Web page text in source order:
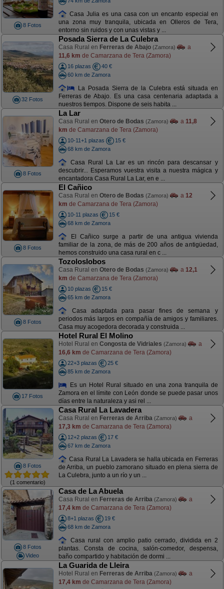
8 Fotos
Casa Julia es una casa con un encanto especial en
una zona muy tranquila, ubicada en Olleros de Tera,
entorno sin ruidos y con unas vistas y ...
32 Fotos
Posada Sierra de La Culebra
Casa Rural en Ferreras de Abajo (Zamora)
a
11,6 km de Camarzana de Tera (Zamora)
16 plazas
40 €
60 km de Zamora
La Posada Sierra de la Culebra está situada en
Ferreras de Abajo. Es una casa centenaria adaptada a
nuestros tiempos. Dispone de seis habita ...
8 Fotos
La Lar
Casa Rural en Otero de Bodas (Zamora) a 11,8
km de Camarzana de Tera (Zamora)
10-11+1 plazas
15 €
68 km de Zamora
Casa Rural La Lar es un rincón para descansar y
descubrir... Esperamos vuestra visita a nuestra mágica y
encantadora Casa Rural La Lar, en e ...
8 Fotos
El Cañico
Casa Rural en Otero de Bodas (Zamora) a 12
km de Camarzana de Tera (Zamora)
10-11 plazas
15 €
68 km de Zamora
El Cañico surge a partir de una antigua vivienda
familiar de la zona, de más de 200 años de antigüedad,
hemos construido una casa rural en c ...
8 Fotos
Tozoloslobos
Casa Rural en Otero de Bodas (Zamora) a 12,1
km de Camarzana de Tera (Zamora)
10 plazas
15 €
65 km de Zamora
Casa adaptada para pasar fines de semana y
periodos más largos en compañía de amigos y familiares.
Casa muy acogedora decorada y construida ...
17 Fotos
Hotel Rural El Molino
Hotel Rural en Congosta de Vidriales (Zamora)
a
16,6 km de Camarzana de Tera (Zamora)
22+3 plazas
25 €
85 km de Zamora
Es un Hotel Rural situado en una zona tranquila de
Zamora en el límite con León donde se puede pasar unos
días entre la naturaleza y asi rel ...
8 Fotos
(1 comentario)
Casa Rural La Lavadera
Casa Rural en Ferreras de Arriba (Zamora)
a
17,3 km de Camarzana de Tera (Zamora)
12+2 plazas
17 €
67 km de Zamora
Casa Rural La Lavadera se halla ubicada en Ferreras
de Arriba, un pueblo zamorano situado en plena sierra de
La Culebra, junto a un río y un ...
8 Fotos
Video
Casa de La Abuela
Casa Rural en Ferreras de Arriba (Zamora)
a
17,4 km de Camarzana de Tera (Zamora)
8+1 plazas
19 €
68 km de Zamora
Casa rural con amplio patio cerrado, dividida en 2
plantas. Consta de cocina, salón-comedor, despensa,
baño compartido y habitación de dormi ...
La Guarida de Lleira
Hotel Rural en Ferreras de Arriba (Zamora)
a
17,4 km de Camarzana de Tera (Zamora)